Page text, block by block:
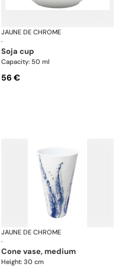
Impression
JAUNE DE CHROME
·
soja cup
Capacity: 50 ml
56 €
Impression
JAUNE DE CHROME
·
cone vase, medium
Height: 30 cm